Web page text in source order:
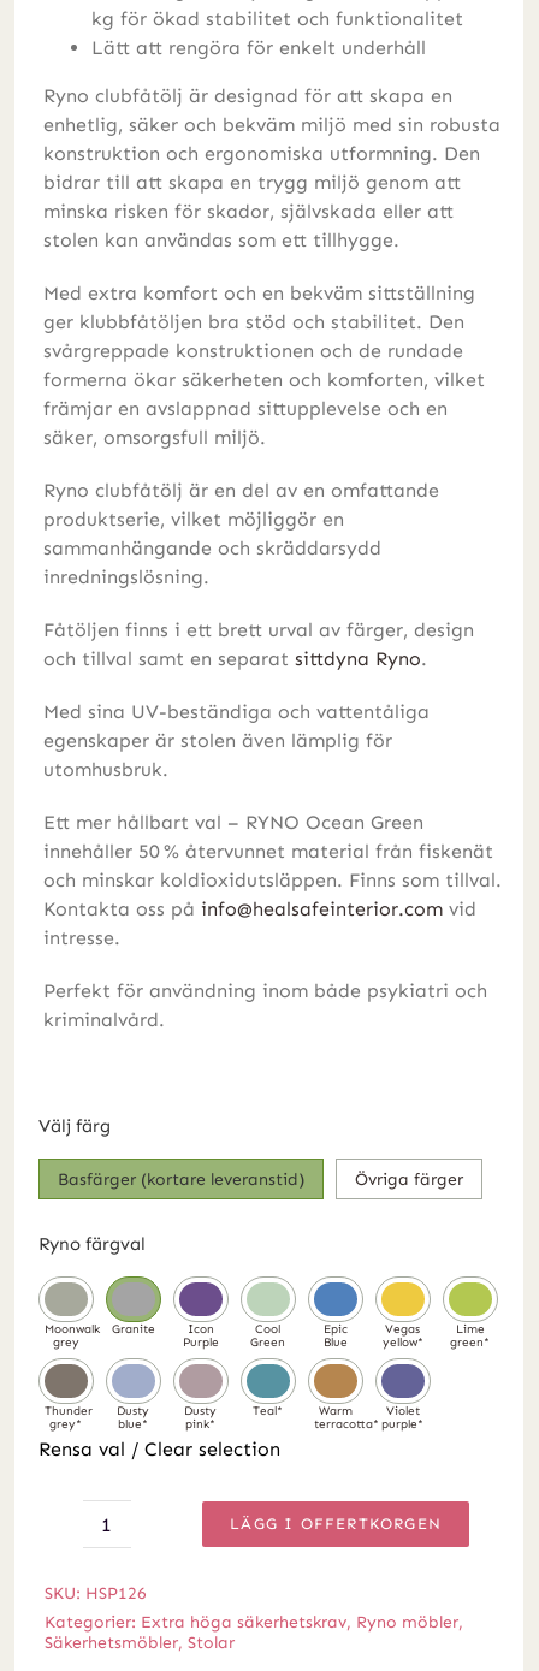
kg för ökad stabilitet och funktionalitet
Lätt att rengöra för enkelt underhåll
Ryno clubfåtölj är designad för att skapa en
enhetlig, säker och bekväm miljö med sin robusta
konstruktion och ergonomiska utformning. Den
bidrar till att skapa en trygg miljö genom att
minska risken för skador, självskada eller att
stolen kan användas som ett tillhygge.
Med extra komfort och en bekväm sittställning
ger klubbfåtöljen bra stöd och stabilitet. Den
svårgreppade konstruktionen och de rundade
formerna ökar säkerheten och komforten, vilket
främjar en avslappnad sittupplevelse och en
säker, omsorgsfull miljö.
Ryno clubfåtölj är en del av en omfattande
produktserie, vilket möjliggör en
sammanhängande och skräddarsydd
inredningslösning.
Fåtöljen finns i ett brett urval av färger, design
och tillval samt en separat sittdyna Ryno.
Med sina UV-beständiga och vattentåliga
egenskaper är stolen även lämplig för
utomhusbruk.
Ett mer hållbart val – RYNO Ocean Green
innehåller 50 % återvunnet material från fiskenät
och minskar koldioxidutsläppen. Finns som tillval.
Kontakta oss på info@healsafeinterior.comvid
intresse.
Perfekt för användning inom både psykiatri och
kriminalvård.
Välj färg
Basfärger (kortare leveranstid) Övriga färger
Ryno färgval
Rensa val / Clear selection
Ryno
mängd
LÄGG I OFFERTKORGEN
SKU: HSP126
Kategorier: Extra höga säkerhetskrav, Ryno möbler,
Säkerhetsmöbler, Stolar